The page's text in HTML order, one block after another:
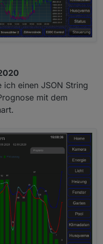
einen JSON String
mit dem